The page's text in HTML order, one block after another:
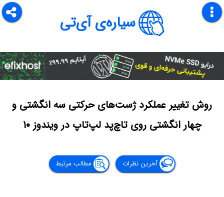
سیاره‌ی آی‌تی
روش تغییر عملکرد ژست‌های حرکتی سه انگشتی و
چهار انگشتی روی تاچ‌پد لپ‌تاپ در ویندوز ۱۰
آخرین نظرات مطالب مرتبط